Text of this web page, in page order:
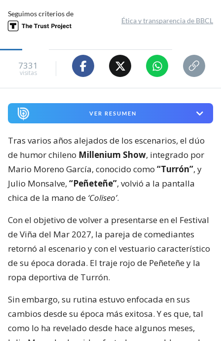
Seguimos criterios de
Ética y transparencia de BBCL
7331
visitas
VER RESUMEN
Tras varios años alejados de los escenarios, el dúo
de humor chileno Millenium Show, integrado por
Mario Moreno García, conocido como “Turrón”, y
Julio Monsalve, “Peñeteñe”, volvió a la pantalla
chica de la mano de ‘Coliseo’.
Con el objetivo de volver a presentarse en el Festival
de Viña del Mar 2027, la pareja de comediantes
retornó al escenario y con el vestuario característico
de su época dorada. El traje rojo de Peñeteñe y la
ropa deportiva de Turrón.
Sin embargo, su rutina estuvo enfocada en sus
cambios desde su época más exitosa. Y es que, tal
como lo ha revelado desde hace algunos meses,